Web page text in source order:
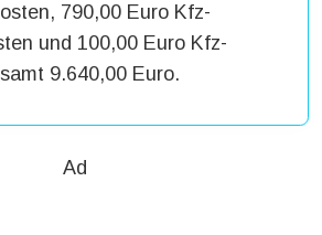
790,00 Euro Kfz-
und 100,00 Euro Kfz-
9.640,00 Euro.
Ad